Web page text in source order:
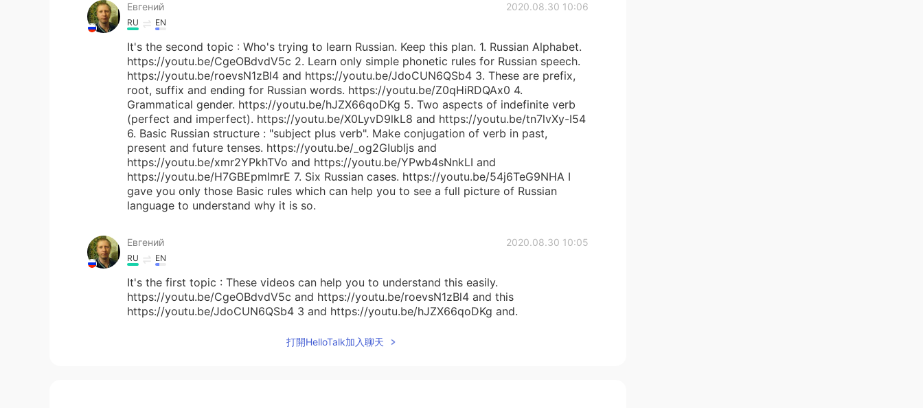
Евгений 2020.08.30 10:06
RU EN
It's the second topic : Who's trying to learn Russian. Keep this plan. 1. Russian Alphabet.
https://youtu.be/CgeOBdvdV5c 2. Learn only simple phonetic rules for Russian speech.
https://youtu.be/roevsN1zBl4 and https://youtu.be/JdoCUN6QSb4 3. These are prefix,
root, suffix and ending for Russian words. https://youtu.be/Z0qHiRDQAx0 4.
Grammatical gender. https://youtu.be/hJZX66qoDKg 5. Two aspects of indefinite verb
(perfect and imperfect). https://youtu.be/X0LyvD9lkL8 and https://youtu.be/tn7lvXy-I54
6. Basic Russian structure : "subject plus verb". Make conjugation of verb in past,
present and future tenses. https://youtu.be/_og2GIubljs and
https://youtu.be/xmr2YPkhTVo and https://youtu.be/YPwb4sNnkLI and
https://youtu.be/H7GBEpmlmrE 7. Six Russian cases. https://youtu.be/54j6TeG9NHA I
gave you only those Basic rules which can help you to see a full picture of Russian
language to understand why it is so.
Евгений 2020.08.30 10:05
RU EN
It's the first topic : These videos can help you to understand this easily.
https://youtu.be/CgeOBdvdV5c and https://youtu.be/roevsN1zBl4 and this
https://youtu.be/JdoCUN6QSb4 3 and https://youtu.be/hJZX66qoDKg and.
will feel freedom and you can learn Basic Russian grammar.
打開HelloTalk加入聊天